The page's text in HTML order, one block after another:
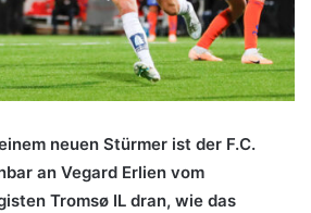
neuen Stürmer ist der F.C.
an Vegard Erlien vom
Tromsø IL dran, wie das